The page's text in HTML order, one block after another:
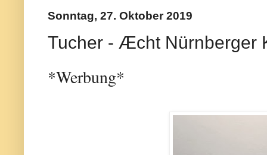
Sonntag, 27. Oktober 2019
Tucher - Æcht Nürnberger
*Werbung*